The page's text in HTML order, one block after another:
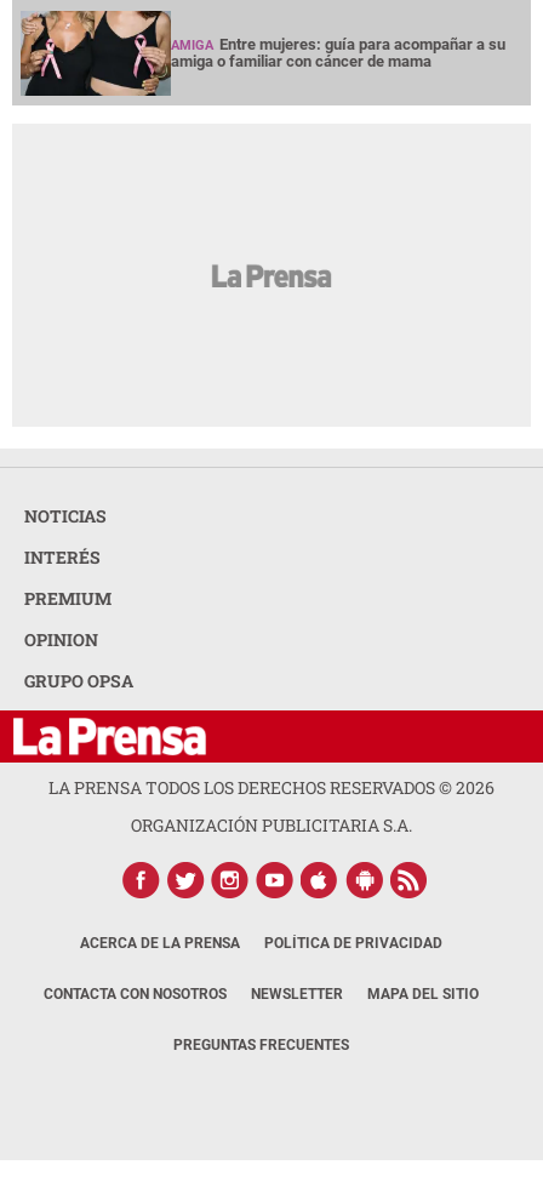
AMIGA Entre mujeres: guía para acompañar a su
amiga o familiar con cáncer de mama
NOTICIAS
INTERÉS
PREMIUM
OPINION
GRUPO OPSA
LA PRENSA TODOS LOS DERECHOS RESERVADOS ©2026
ORGANIZACIÓN PUBLICITARIA S.A.
ACERCA DE LA PRENSA POLÍTICA DE PRIVACIDAD
CONTACTA CON NOSOTROS NEWSLETTER MAPA DEL SITIO
PREGUNTAS FRECUENTES